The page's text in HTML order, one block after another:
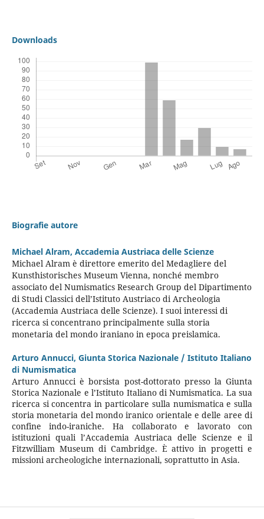
Downloads
Biografie autore
Michael Alram, Accademia Austriaca delle Scienze
Michael Alram è direttore emerito del Medagliere del
Kunsthistorisches Museum Vienna, nonché membro
associato del Numismatics Research Group del Dipartimento
di Studi Classici dell’Istituto Austriaco di Archeologia
(Accademia Austriaca delle Scienze). I suoi interessi di
ricerca si concentrano principalmente sulla storia
monetaria del mondo iraniano in epoca preislamica.
Arturo Annucci, Giunta Storica Nazionale / Istituto Italiano
di Numismatica
Arturo Annucci è borsista post-dottorato presso la Giunta
Storica Nazionale e l’Istituto Italiano di Numismatica. La sua
ricerca si concentra in particolare sulla numismatica e sulla
storia monetaria del mondo iranico orientale e delle aree di
confine indo-iraniche. Ha collaborato e lavorato con
istituzioni quali l’Accademia Austriaca delle Scienze e il
Fitzwilliam Museum di Cambridge. È attivo in progetti e
missioni archeologiche internazionali, soprattutto in Asia.